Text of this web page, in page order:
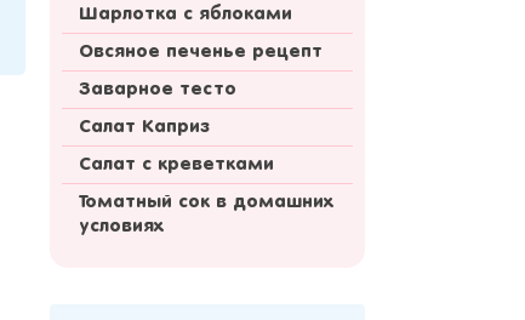
Шарлотка с яблоками
Овсяное печенье рецепт
Заварное тесто
Салат Каприз
Салат с креветками
Томатный сок в домашних
условиях